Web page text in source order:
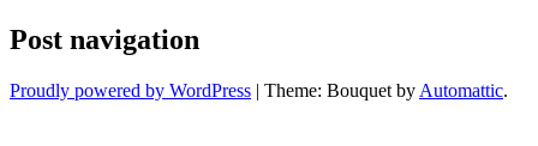
Post navigation
Proudly powered by WordPress | Theme: Bouquet by Automattic.